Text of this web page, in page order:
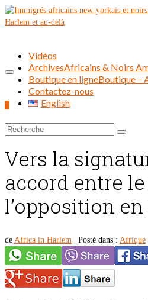
Rechercher :
Vidéos
ArchivesAfricains & Noirs
Boutique en ligneBoutique –
Contactez-nous
English
Vers la
accord entre
l’opposition
de Africa in Harlem Posté dans : Afrique